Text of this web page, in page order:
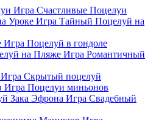
Игра Счастливые Поцелуи
Игра Тайный Поцелуй на
Игра Поцелуй в гондоле
Игра Романтичный
Игра Скрытый поцелуй
Игра Поцелуи миньонов
Игра Свадебный